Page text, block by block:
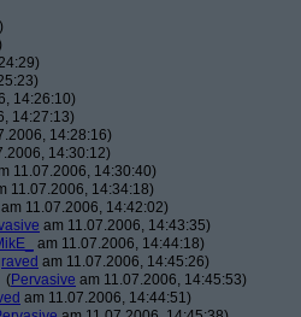
14:26:10)
14:27:13)
14:28:16)
14:30:12)
11.07.2006, 14:30:40)
11.07.2006, 14:34:18)
am 11.07.2006, 14:42:02)
am 11.07.2006, 14:43:35)
am 11.07.2006, 14:44:18)
am 11.07.2006, 14:45:26)
(Pervasive am 11.07.2006, 14:45:53)
am 11.07.2006, 14:44:51)